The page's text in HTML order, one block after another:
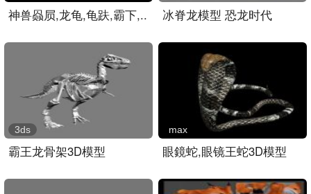
神兽赑屃,龙龟,龟趺,霸下,.. 冰脊龙模型 恐龙时代
霸王龙骨架3D模型
3ds
眼鏡蛇,眼镜王蛇3D模型
max